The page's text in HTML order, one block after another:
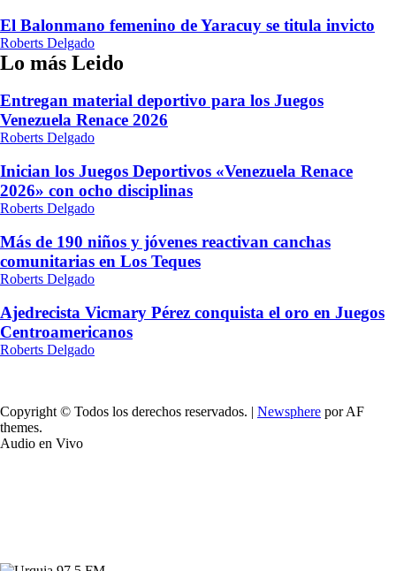
El Balonmano femenino de Yaracuy se titula invicto
Roberts Delgado
Lo más Leido
Entregan material deportivo para los Juegos
Venezuela Renace 2026
Roberts Delgado
Inician los Juegos Deportivos «Venezuela Renace
2026» con ocho disciplinas
Roberts Delgado
Más de 190 niños y jóvenes reactivan canchas
comunitarias en Los Teques
Roberts Delgado
Ajedrecista Vicmary Pérez conquista el oro en Juegos
Centroamericanos
Roberts Delgado
Copyright © Todos los derechos reservados. | Newsphere por AF
themes.
Audio en Vivo